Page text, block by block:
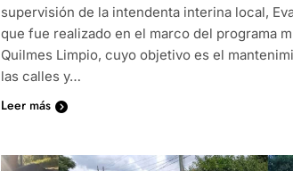
supervisión de la intendenta interina local,
que fue realizado en el marco del programa
Quilmes Limpio, cuyo objetivo es el
las calles y…
Leer más